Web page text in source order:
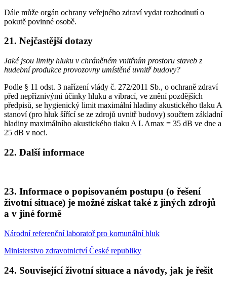
Dále může orgán ochrany veřejného zdraví vydat rozhodnutí o
pokutě povinné osobě.
21. Nejčastější dotazy
Jaké jsou limity hluku v chráněném vnitřním prostoru staveb z
hudební produkce provozovny umístěné uvnitř budovy?
Podle § 11 odst. 3 nařízení vlády č. 272/2011 Sb., o ochraně zdraví
před nepříznivými účinky hluku a vibrací, ve znění pozdějších
předpisů, se hygienický limit maximální hladiny akustického tlaku A
stanoví (pro hluk šířící se ze zdrojů uvnitř budovy) součtem základní
hladiny maximálního akustického tlaku A L Amax = 35 dB ve dne a
25 dB v noci.
22. Další informace
23. Informace o popisovaném postupu (o řešení
životní situace) je možné získat také z jiných zdrojů
a v jiné formě
Národní referenční laboratoř pro komunální hluk
Ministerstvo zdravotnictví České republiky
24. Související životní situace a návody, jak je řešit